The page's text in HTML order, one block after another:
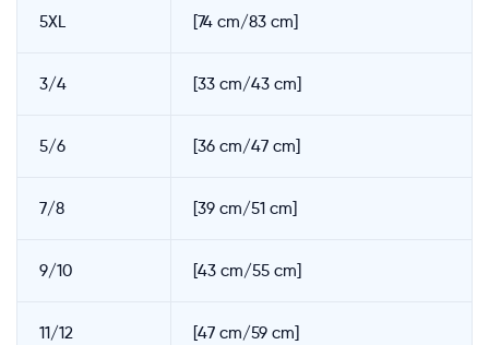
5XL [74 cm/83 cm]
3/4 [33 cm/43 cm]
5/6 [36 cm/47 cm]
7/8 [39 cm/51 cm]
9/10 [43 cm/55 cm]
11/12 [47 cm/59 cm]